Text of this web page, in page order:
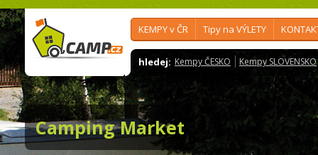
KEMPY v ČR Tipy na VÝLETY
hledej: Kempy ČESKO Kempy SLOVENSKO
Camping Market